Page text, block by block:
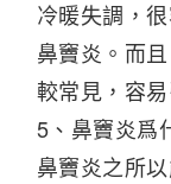
冷暖失調，
鼻竇炎。而
較常見，容
5、鼻竇炎爲
鼻竇炎之所